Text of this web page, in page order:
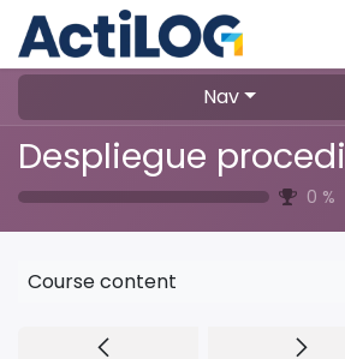
Skip to Content
Nav
Despliegue
0 %
Course content